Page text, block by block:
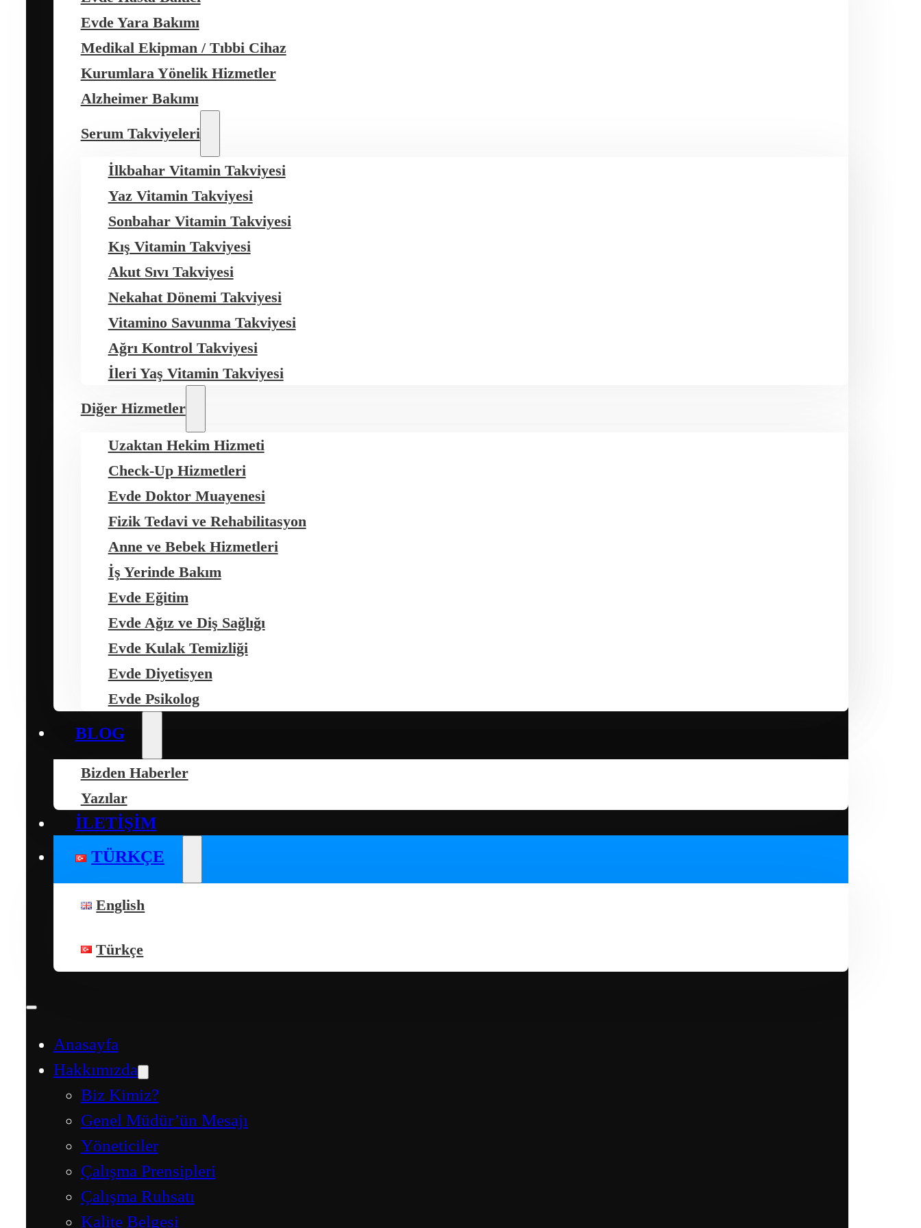
Evde Yara Bakımı
Medikal Ekipman / Tıbbi Cihaz
Kurumlara Yönelik Hizmetler
Alzheimer Bakımı
Serum Takviyeleri
İlkbahar Vitamin Takviyesi
Yaz Vitamin Takviyesi
Sonbahar Vitamin Takviyesi
Kış Vitamin Takviyesi
Akut Sıvı Takviyesi
Nekahat Dönemi Takviyesi
Vitamino Savunma Takviyesi
Ağrı Kontrol Takviyesi
İleri Yaş Vitamin Takviyesi
Diğer Hizmetler
Uzaktan Hekim Hizmeti
Check-Up Hizmetleri
Evde Doktor Muayenesi
Fizik Tedavi ve Rehabilitasyon
Anne ve Bebek Hizmetleri
İş Yerinde Bakım
Evde Eğitim
Evde Ağız ve Diş Sağlığı
Evde Kulak Temizliği
Evde Diyetisyen
Evde Psikolog
BLOG
Bizden Haberler
Yazılar
İLETIŞIM
TÜRKÇE
English
Türkçe
Anasayfa
Hakkımızda
Biz Kimiz?
Genel Müdür’ün Mesajı
Yöneticiler
Çalışma Prensipleri
Çalışma Ruhsatı
Kalite Belgesi